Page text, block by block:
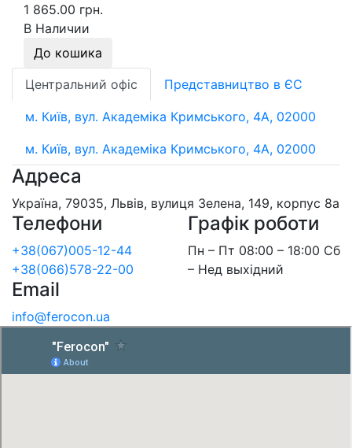
1 865.00 грн.
В Наличии
До кошика
Центральний офіс
Представництво в ЄС
м. Київ, вул. Академіка Кримського, 4А, 02000
м. Київ, вул. Академіка Кримського, 4А, 02000
Адреса
Україна, 79035, Львів, вулиця Зелена, 149, корпус 8а
Телефони
+38(067)005-12-44
+38(066)578-22-00
Графік роботи
Пн – Пт 08:00 – 18:00 Сб
– Нед выхідний
Email
info@ferocon.ua